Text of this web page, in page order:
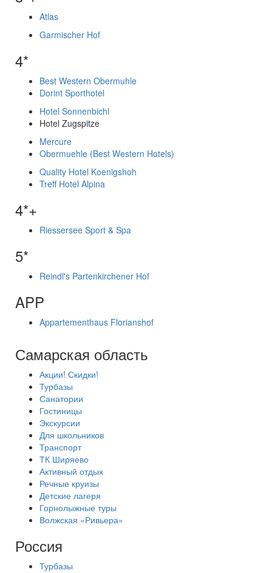
Atlas
Garmischer Hof
4*
Best Western Obermuhle
Dorint Sporthotel
Hotel Sonnenbichl
Hotel Zugspitze
Mercure
Obermuehle (Best Western Hotels)
Quality Hotel Koenigshoh
Treff Hotel Alpina
4*+
Riessersee Sport & Spa
5*
Reindl's Partenkirchener Hof
APP
Appartementhaus Florianshof
Самарская область
Акции! Скидки!
Турбазы
Санатории
Гостиницы
Экскурсии
Для школьников
Транспорт
ТК Ширяево
Активный отдых
Речные круизы
Детские лагеря
Горнолыжные туры
Волжская «Ривьера»
Россия
Турбазы